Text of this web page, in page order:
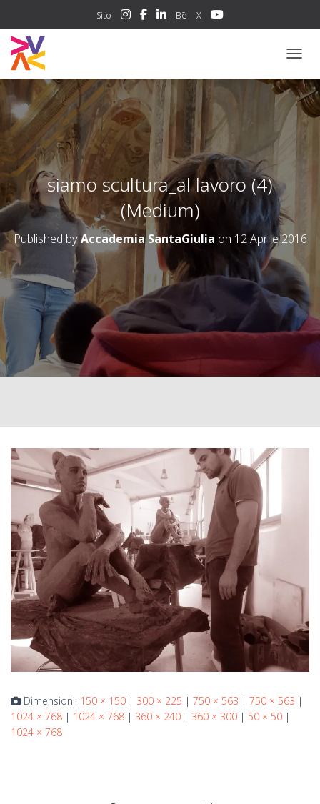
Sito Bē X
siamo scultura_al lavoro (4)
(Medium)
Published byAccademia SantaGiulia on 12 Aprile 2016
Dimensioni: 150 × 150 | 300 × 225 | 750 × 563 | 750 × 563 |
1024 × 768 | 1024 × 768 | 360 × 240 | 360 × 300 | 50 × 50 |
1024 × 768